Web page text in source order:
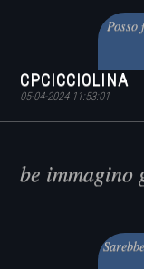
Posso
CPCICCIOLINA
05-04-2024 11:53:01
be immagino